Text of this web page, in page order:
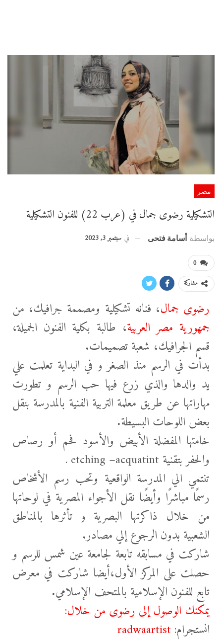
مصر
التشكيلية رضوى جمال في (عرب 22) للفنون التشكيلية
بواسطة أسامة فتحى في سبتمبر 3, 2023
0
مشاركة
رضوى جمال، فنانه تشكيلية ومصممة جرافيك، من
جمهورية مصر العربية، طالبة بكلية الفنون الجميلة،
قسم الجرافيك، شعبة تصميمات.
بدأت في الرسم منذ الصغر و في البداية تعلمت علي
يد والدها والذي زرع فيها حب الرسم و تطورت
مهاراتها عن طريق معلمة التربية الفنية بالمدرسة بنقل
بعض اللوحات البسيطة.
خامتها المفضلةالأبيض والأسود فحم أو رصاص
والحفر بتقنية etching –acquatint .
تنتمي الي المدرسة الواقعية وتحب رسم الأشخاص
رسمًا مباشرًا وأيضًا نقل الأجواء المصرية في لوحاتها
من خلال ذاكرتها البصرية و تأثرها بالمناطق
الشعبية بدون الرجوع إلي مصادر.
شاركت في مسابقه تابعة لجامعة عين شمس للرسم و
حصلت على المركز الأول،أيضا شاركت في معرض
تابع للفنون الإسلامية بالمتحف الإسلامي.
يمكنك الوصول إلى رضوى من خلال:
انستجرام: radwaartist